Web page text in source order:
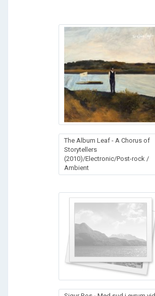
The Album Leaf - A Chorus of
Storytellers
(2010)/Electronic/Post-rock /
Ambient